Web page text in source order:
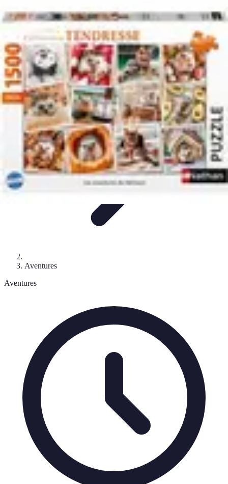
Activités AventureOrganisation d'Aventures Planification
Aventures Ado
Aventures
Aventures